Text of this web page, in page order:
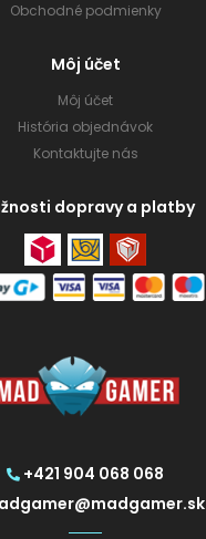
+421 904 068 068
Obchodné podmienky
Môj účet
Môj účet
História objednávok
Kontaktujte nás
dopravy a platby